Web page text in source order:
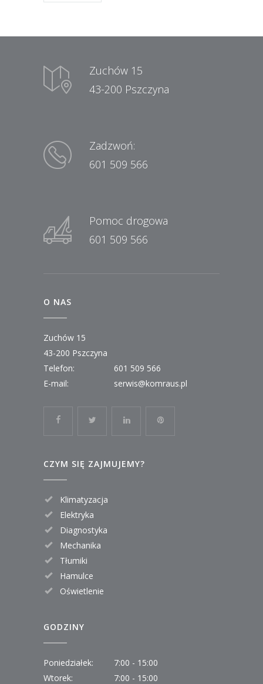
Zuchów 15
43-200 Pszczyna
Zadzwoń:
601 509 566
Pomoc drogowa
601 509 566
O NAS
Zuchów 15
43-200 Pszczyna
Telefon:
601 509 566
E-mail:
serwis@komraus.pl
CZYM SIĘ ZAJMUJEMY?
Klimatyzacja
Elektryka
Diagnostyka
Mechanika
Tłumiki
Hamulce
Oświetlenie
GODZINY
Poniedziałek:
7:00 - 15:00
Wtorek:
7:00 - 15:00